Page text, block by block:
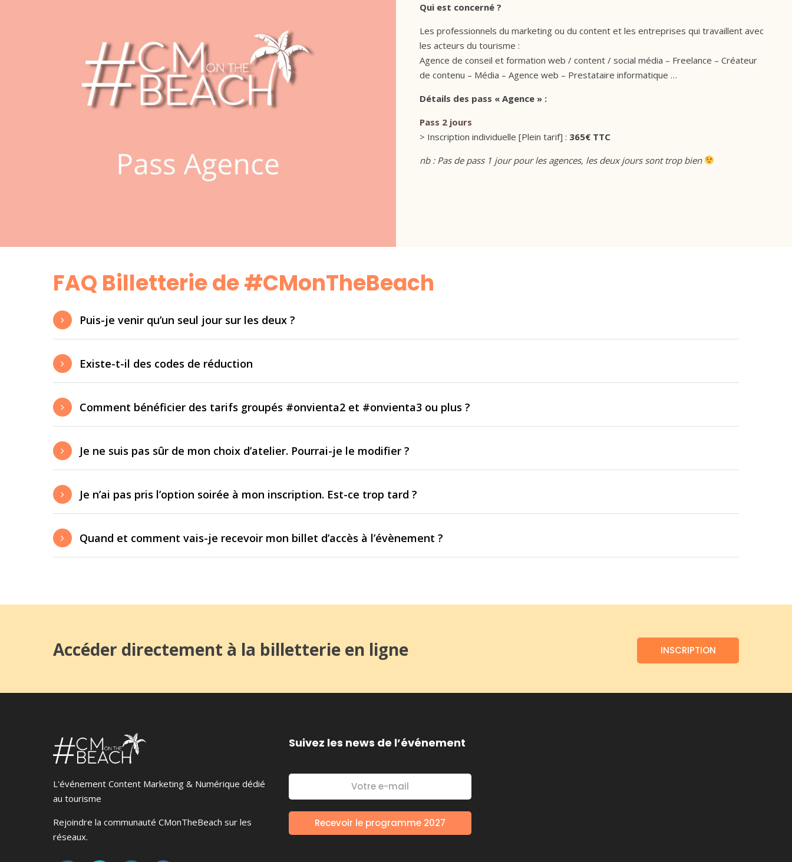
Qui est concerné ?
Les professionnels du marketing ou du content et les entreprises qui travaillent avec
les acteurs du tourisme :
Agence de conseil et formation web / content / social média – Freelance – Créateur
de contenu – Média – Agence web – Prestataire informatique …
Détails des pass « Agence » :
Pass 2 jours
> Inscription individuelle [Plein tarif] : 365€ TTC
nb : Pas de pass 1 jour pour les agences, les deux jours sont trop bien
FAQ Billetterie de #CMonTheBeach
Puis-je venir qu’un seul jour sur les deux ?
Existe-t-il des codes de réduction
Comment bénéficier des tarifs groupés #onvienta2 et #onvienta3 ou plus ?
Je ne suis pas sûr de mon choix d’atelier. Pourrai-je le modifier ?
Je n’ai pas pris l’option soirée à mon inscription. Est-ce trop tard ?
Quand et comment vais-je recevoir mon billet d’accès à l’évènement ?
Accéder directement à la billetterie en ligne INSCRIPTION
L'événement Content Marketing & Numérique dédié
au tourisme
Rejoindre la communauté CMonTheBeach sur les
réseaux.
Suivez les news de l’événement